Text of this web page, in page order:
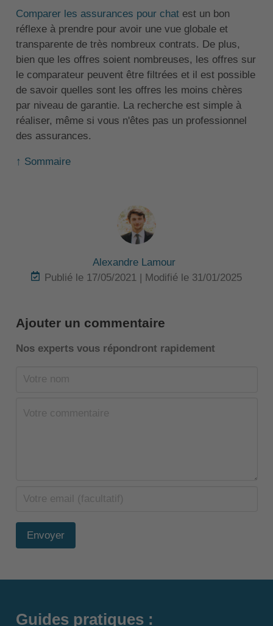
Comparer les assurances pour chatest un bon
réflexe à prendre pour avoir une vue globale et
transparente de très nombreux contrats. De plus,
bien que les offres soient nombreuses, les offres sur
le comparateur peuvent être filtrées et il est possible
de savoir quelles sont les offres les moins chères
par niveau de garantie. La recherche est simple à
réaliser, même si vous n'êtes pas un professionnel
des assurances.
↑ Sommaire
Alexandre Lamour
Publié le 17/05/2021 | Modifié le 31/01/2025
Ajouter un commentaire
Nos experts vous répondront rapidement
Envoyer
Guides pratiques :